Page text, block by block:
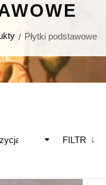
Płytki podstawowe
FILTR